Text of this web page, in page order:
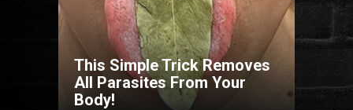
This Simple Trick Removes
All Parasites From Your
Body!